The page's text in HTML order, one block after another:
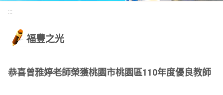
:::
福豐之光
恭喜曾雅婷老師榮獲桃園市桃園區110年度優良教師